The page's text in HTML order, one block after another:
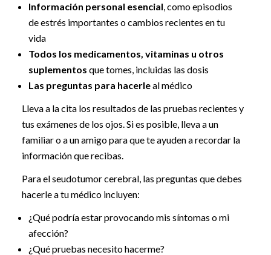
Información personal esencial, como episodios
de estrés importantes o cambios recientes en tu
vida
Todos los medicamentos, vitaminas u otros
suplementos que tomes, incluidas las dosis
Las preguntas para hacerleal médico
Lleva a la cita los resultados de las pruebas recientes y
tus exámenes de los ojos. Si es posible, lleva a un
familiar o a un amigo para que te ayuden a recordar la
información que recibas.
Para el seudotumor cerebral, las preguntas que debes
hacerle a tu médico incluyen:
¿Qué podría estar provocando mis síntomas o mi
afección?
¿Qué pruebas necesito hacerme?